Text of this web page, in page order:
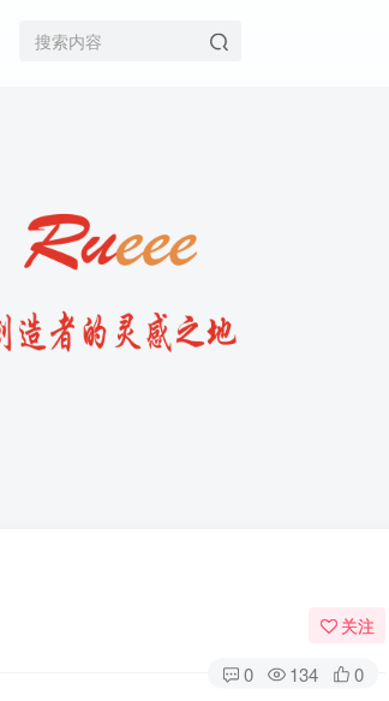
关注
0 134 0